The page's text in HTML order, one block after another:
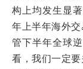
构上均发生显
年上半年海外交
管下半年全球
看，我们一定要